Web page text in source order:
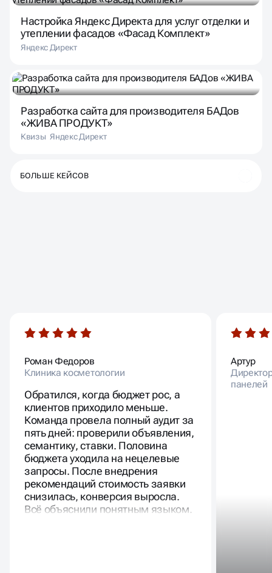
Настройка Яндекс Директа для услуг отделки и
утеплении фасадов «Фасад Комплект»
Яндекс Директ
Разработка сайта для производителя БАДов
«ЖИВА ПРОДУКТ»
Квизы Яндекс Директ
БОЛЬШЕ КЕЙСОВ
Роман Федоров
Клиника косметологии
Обратился, когда бюджет рос, а
клиентов приходило меньше.
Команда провела полный аудит за
пять дней: проверили объявления,
семантику, ставки. Половина
бюджета уходила на нецелевые
запросы. После внедрения
рекомендаций стоимость заявки
снизилась, конверсия выросла.
Всё объяснили понятным языком.
Артур
панелей